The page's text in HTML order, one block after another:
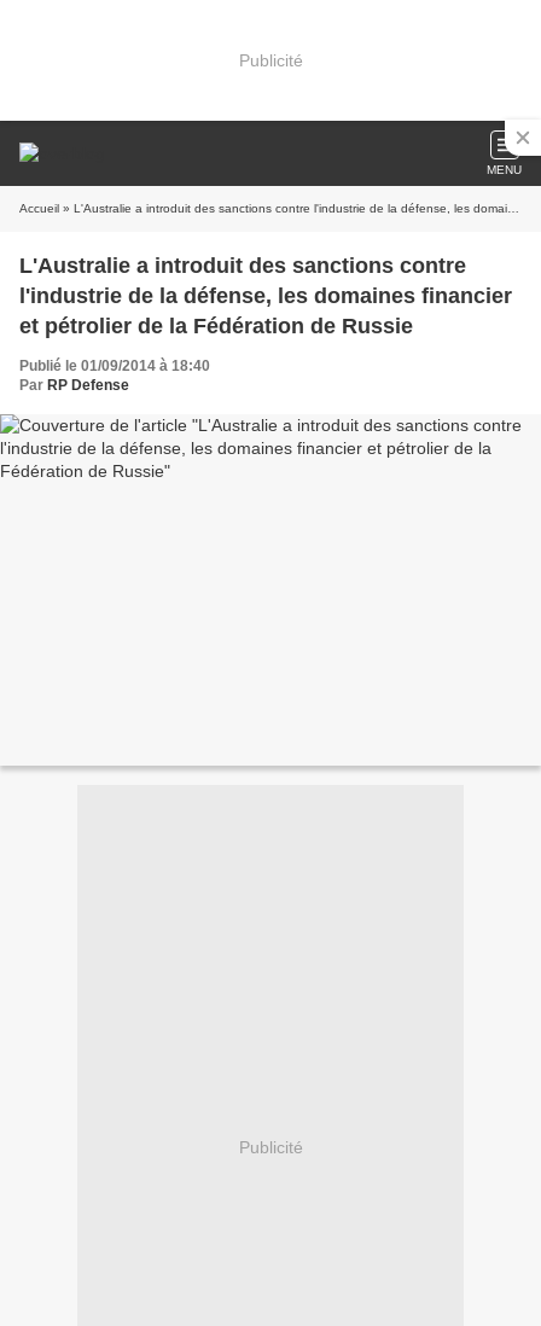
Publicité
MENU
Accueil » L'Australie a introduit des sanctions contre l'industrie de la défense, les domaines financier et pétrolier de la Fédération de Russie
L'Australie a introduit des sanctions contre
l'industrie de la défense, les domaines financier
et pétrolier de la Fédération de Russie
Publié le 01/09/2014 à 18:40
Par RP Defense
Publicité